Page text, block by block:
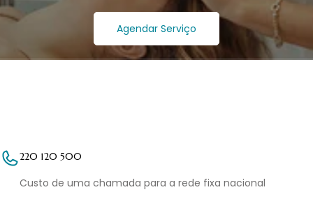
Agendar Serviço
220 120 500
Custo de uma chamada para a rede fixa nacional